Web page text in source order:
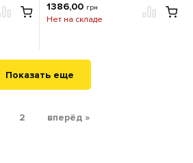
1386,00 грн
Нет на складе
Показать еще
2 вперёд »